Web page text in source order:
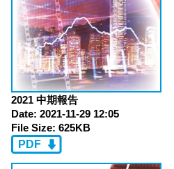
2021 中期報告
Date: 2021-11-29 12:05
File Size: 625KB
PDF